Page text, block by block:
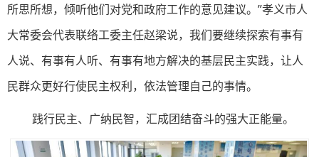
所思所想，倾听他们对党和政府工作的意见建议。”孝义市人
大常委会代表联络工委主任赵梁说，我们要继续探索有事有
人说、有事有人听、有事有地方解决的基层民主实践，让人
民群众更好行使民主权利，依法管理自己的事情。
践行民主、广纳民智，汇成团结奋斗的强大正能量。